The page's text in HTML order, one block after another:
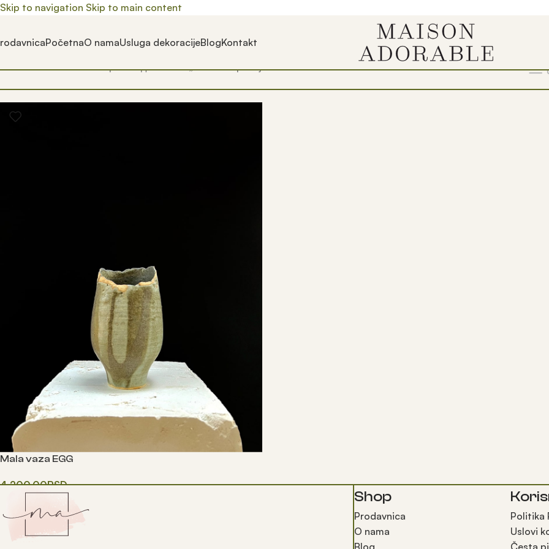
Skip to navigation Skip to main content
PočetnaO namaUsluga dekoracijeBlogKontakt
Почетна/ Prodavnica/ Производ oзначен „keramika pravljena na tocku“ Show 9 12 18 24
Mala vaza EGG
4,200.00RSD
Shop
Prodavnica
O nama
Blog
Politika
Uslovi
Česta